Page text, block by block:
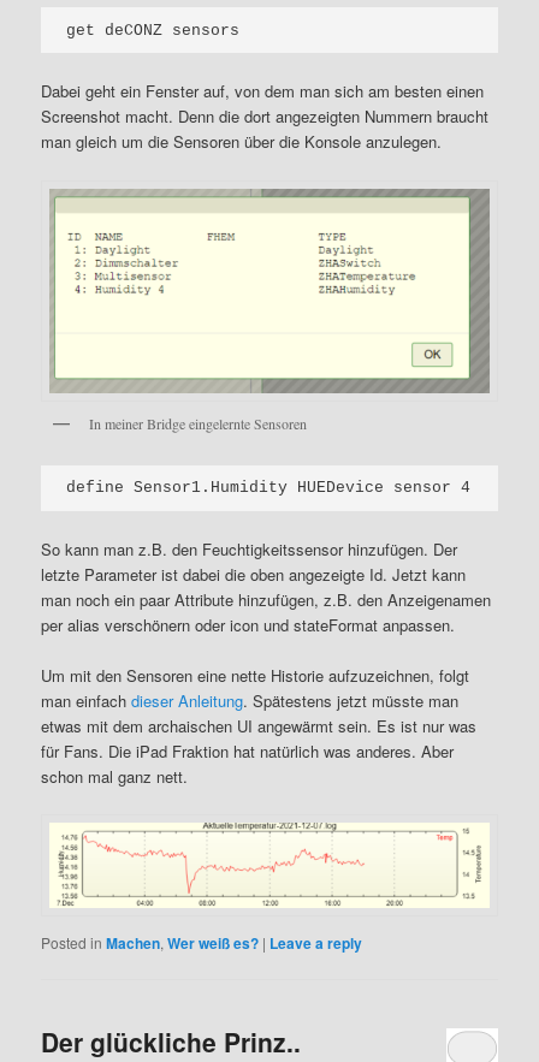
Dabei geht ein Fenster auf, von dem man sich am besten einen
Screenshot macht. Denn die dort angezeigten Nummern braucht
man gleich um die Sensoren über die Konsole anzulegen.
In meiner Bridge eingelernte Sensoren
So kann man z.B. den Feuchtigkeitssensor hinzufügen. Der
letzte Parameter ist dabei die oben angezeigte Id. Jetzt kann
man noch ein paar Attribute hinzufügen, z.B. den Anzeigenamen
per alias verschönern oder icon und stateFormat anpassen.
Um mit den Sensoren eine nette Historie aufzuzeichnen, folgt
man einfachdieser Anleitung. Spätestens jetzt müsste man
etwas mit dem archaischen UI angewärmt sein. Es ist nur was
für Fans. Die iPad Fraktion hat natürlich was anderes. Aber
schon mal ganz nett.
Posted in Machen,Wer weiß es? | Leave a reply
Der glückliche Prinz..